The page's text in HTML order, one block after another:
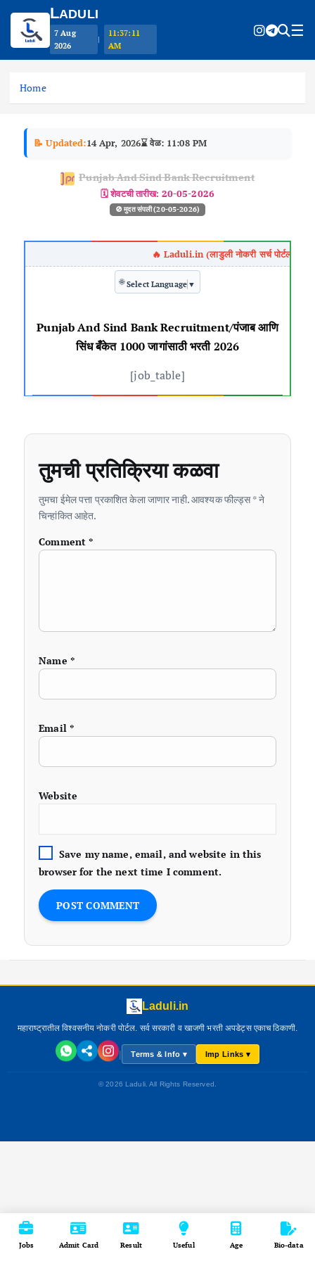
Home
📝 Updated:14 Apr, 2026⌛ वेळ: 11:08 PM
Punjab And Sind Bank Recruitment
🗓️ शेवटची तारीख: 20-05-2026
🚫 मुदत संपली (20-05-2026)
🌐 Select Language ▼
Punjab And Sind Bank Recruitment/पंजाब आणि
सिंध बँकेत 1000 जागांसाठी भरती 2026
[job_table]
तुमची प्रतिक्रिया कळवा
तुमचा ईमेल पत्ता प्रकाशित केला जाणार नाही. आवश्यक फील्ड्स * ने
चिन्हांकित आहेत.
Comment*
Name *
Email *
Website
Save my name, email, and website in this
browser for the next time I comment.
Laduli.in
महाराष्ट्रातील विश्वसनीय नोकरी पोर्टल. सर्व सरकारी व खाजगी भरती अपडेट्स एकाच ठिकाणी.
| Terms & Info ▾ Imp Links ▾
© 2026 Laduli. All Rights Reserved.
LADULI
7 Aug
2026
|
11:37:11
AM
☰
Jobs Admit Card Result Useful Age Bio-data